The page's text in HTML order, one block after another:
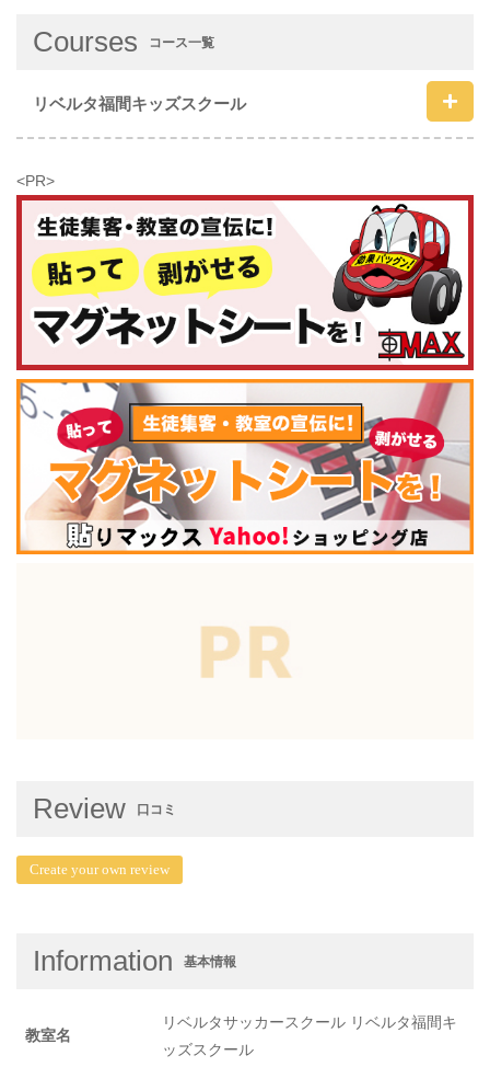
Courses コース一覧
リベルタ福間キッズスクール
<PR>
Review 口コミ
Create your own review
Information 基本情報
教室名
リベルタサッカースクール リベルタ福間キ
ッズスクール